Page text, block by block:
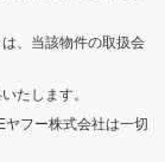
、当該物件の取扱会
たします。
フー株式会社は一切